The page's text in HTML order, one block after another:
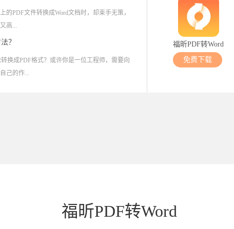
PDF文件转换成Word文档时，却束手无策，
高...
？
换成PDF格式？或许你是一位工程师，需要向
己的作...
福昕PDF转Word
免费下载
福昕PDF转Word